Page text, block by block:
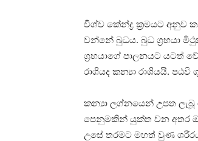
විශ්ව කේන්ද්‍ර ක්‍රමයට අනුව
වන්නේ බුධය. බුධ ග්‍රහයා
ග්‍රහයාගේ පාලනයට යටත්
රාශියද කන්‍යා රාශියයි.
කන්‍යා ලග්නයෙන් උපත
පෙනුමකින් යුක්‌ත වන අතර
උසේ තරමට මහත් වුණ